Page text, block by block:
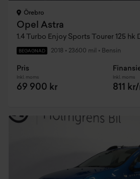
Örebro
Opel Astra
1.4 Turbo Enjoy Sports Tourer 125 hk
BEGAGNAD 2018 • 23600 mil • Bensin
Pris
Inkl. moms
69 900 kr
Inkl. moms
811